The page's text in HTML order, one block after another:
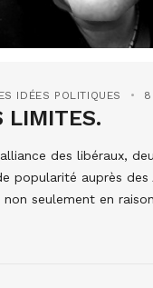
IDÉES POLITIQUES 8
LIMITES.
des libéraux,
popularité auprès
seulement en